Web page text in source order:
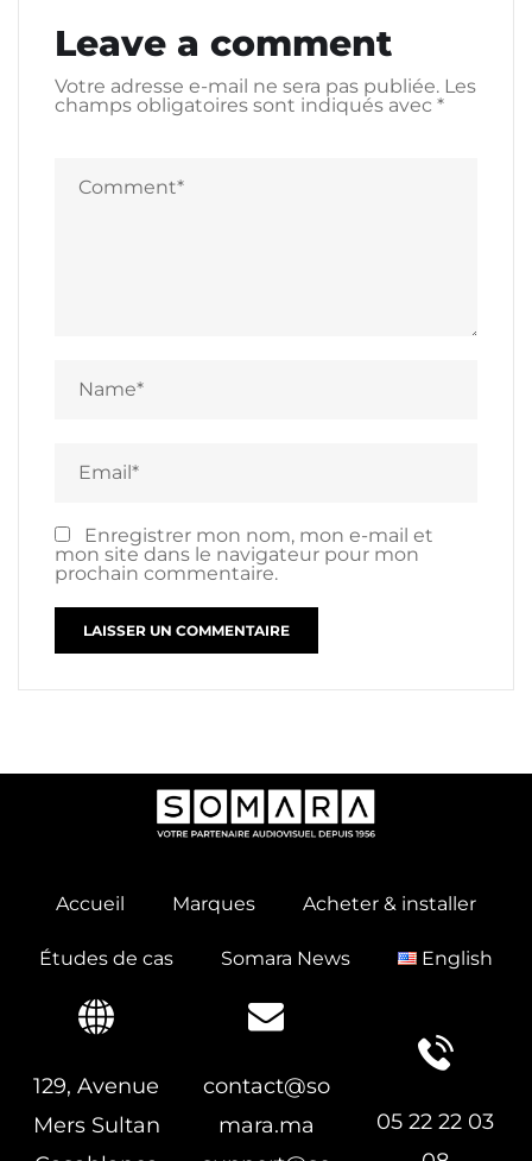
Leave a comment
Votre adresse e-mail ne sera pas publiée. Les
champs obligatoires sont indiqués avec *
Enregistrer mon nom, mon e-mail et
mon site dans le navigateur pour mon
prochain commentaire.
Accueil Marques Acheter & installer
Études de cas Somara News English
129, Avenue
Mers Sultan
contact@so
mara.ma
05 22 22 03